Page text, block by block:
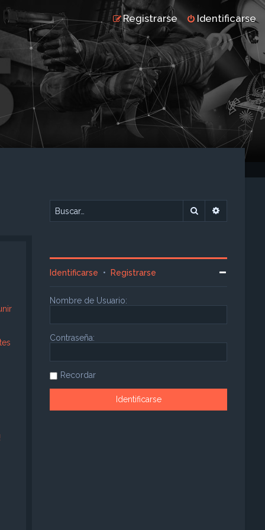
Identificarse
Registrarse
Buscar
Identificarse • Registrarse
Nombre de Usuario:
Contraseña:
Recordar